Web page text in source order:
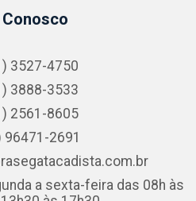
Conosco
3527-4750
3888-3533
2561-8605
96471-2691
a sexta-feira das 08h às